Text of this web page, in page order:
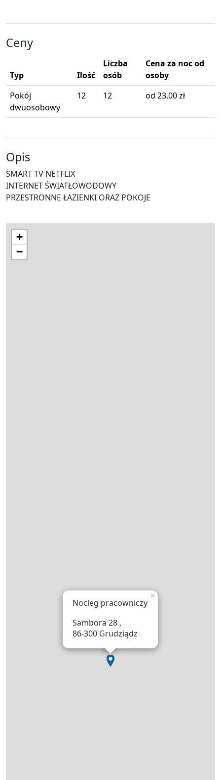
Ceny
Typ Ilość
Liczba
osób
Cena za noc od
osoby
Pokój
dwuosobowy
12 12 od 23,00 zł
Opis
SMART TV NETFLIX
INTERNET ŚWIATŁOWODOWY
PRZESTRONNE ŁAZIENKI ORAZ POKOJE
Nocleg pracowniczy
Sambora 28 ,
86-300 Grudziądz
×
+
−